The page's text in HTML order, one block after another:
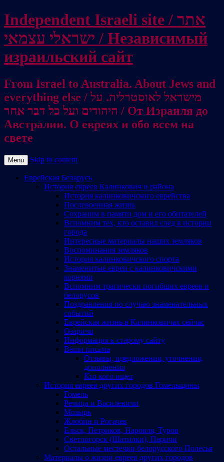
Independent Israeli site / אתר
ישראלי עצמאי / Независимый
израильский сайт
From Israel to Australia. About Jews and
everything else / מישראל לאוסטרליה. על
היהודים ועל כל דבר אחר / От Израиля до
Австралии. О евреях и обо всем на
свете
Menu Skip to content
Еврейская Беларусь
История евреев Калинкович и района
История калинковичского еврейства
Послевоенная жизнь
Сохраним в памяти дом и его обитателей
Вспомним тех, кто оставил след в истории
города
Интересные материалы наших земляков
Воспоминания земляков
История калинковичского спорта
Знаменитые евреи с калинковичскими
корнями
Вспомним трагически погибших евреев и
белорусов
Поздравления по случаю знаменательных
событий
Еврейская жизнь в Калинковичах сейчас
Озаричи
Информация к старому сайту
Ваши письма
Отзывы, предложения, уточнения,
дополнения
Кто кого ищет
История евреев других городов Гомельщины
Гомель
Речица и Василевичи
Мозырь
Жлобин и Рогачев
Ельск, Петриков, Наровля, Туров
Светлогорск (Шатилки), Паричи
Остальные местечки белорусского Полесья
Материалы о жизни евреев других городов